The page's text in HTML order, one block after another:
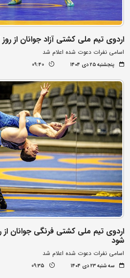
اردوی تیم ملی کشتی آزاد جوانان از روز 26 دی ماه آغاز می شود
اسامی نفرات دعوت شده اعلام شد
پنجشنبه ۲۵ دی ۱۴۰۴ 09:40
شود
اسامی نفرات دعوت شده اعلام شد
سه شنبه ۲۳ دی ۱۴۰۴ 09:35